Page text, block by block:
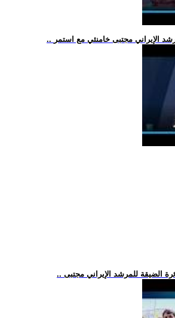
الإيراني مجتبى خامنئي مع استمر
الضيقة للمرشد الإيراني مجتبى